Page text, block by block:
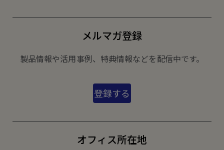
メルマガ登録
製品情報や活用事例、特典情報などを配信中です。
登録する
オフィス所在地